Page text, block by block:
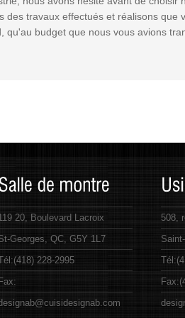
des travaux effectués et réalisons
qu'au budget que nous vous avions
20, Boulevard Lacroix
Georges, QC, G5Y 1L7
(418) 228-2995
Fax:
508,
Tél:
Fax: